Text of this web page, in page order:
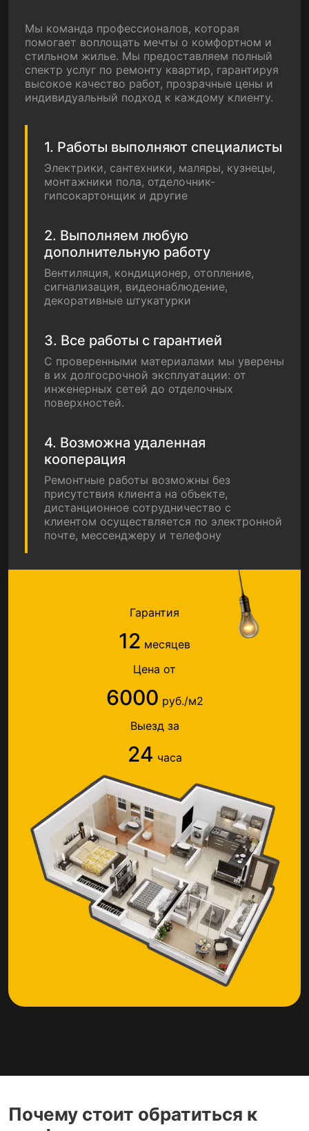
Мы команда профессионалов, которая
помогает воплощать мечты о комфортном и
стильном жилье. Мы предоставляем полный
спектр услуг по ремонту квартир, гарантируя
высокое качество работ, прозрачные цены и
индивидуальный подход к каждому клиенту.
1. Работы выполняют специалисты
Электрики, сантехники, маляры, кузнецы,
монтажники пола, отделочник-
гипсокартонщик и другие
2. Выполняем любую
дополнительную работу
Вентиляция, кондиционер, отопление,
сигнализация, видеонаблюдение,
декоративные штукатурки
3. Все работы с гарантией
С проверенными материалами мы уверены
в их долгосрочной эксплуатации: от
инженерных сетей до отделочных
поверхностей.
4. Возможна удаленная
кооперация
Ремонтные работы возможны без
присутствия клиента на объекте,
дистанционное сотрудничество с
клиентом осуществляется по электронной
почте, мессенджеру и телефону
Гарантия
12 месяцев
Цена от
6000 руб./м2
Выезд за
24 часа
Почему стоит обратиться к